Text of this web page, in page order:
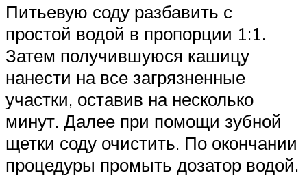
Питьевую соду разбавить с
простой водой в пропорции 1:1.
Затем получившуюся кашицу
нанести на все загрязненные
участки, оставив на несколько
минут. Далее при помощи зубной
щетки соду очистить. По окончании
процедуры промыть дозатор водой.